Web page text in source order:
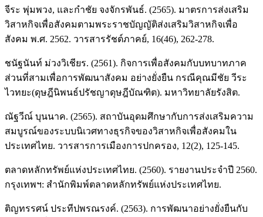
จีระ พุ่มพวง, และกำชัย จงจักรพันธ์. (2565). มาตรการส่งเสริม
วิสาหกิจเพื่อสังคมตามพระราชบัญญัติส่งเสริมวิสาหกิจเพื่อ
สังคม พ.ศ. 2562. วารสารรัชต์ภาคย์, 16(46), 262-278.
ชนัฐนันท์ ม่วงวิเชียร. (2561). กิจการเพื่อสังคมกับบทบาทภาค
ส่วนที่สามเพื่อการพัฒนาสังคม อย่างยั่งยืน กรณีคุณมีชัย วีระ
ไวทยะ(ดุษฎีนิพนธ์ปรัชญาดุษฎีบัณฑิต). มหาวิทยาลัยรังสิต.
ณัฐวีณ์ บุนนาค. (2565). สถาบันอุดมศึกษากับการส่งเสริมความ
สมบูรณ์ของระบบนิเวศทางธุรกิจของวิสาหกิจเพื่อสังคมใน
ประเทศไทย. วารสารการเมืองการปกครอง, 12(2), 125-145.
ตลาดหลักทรัพย์แห่งประเทศไทย. (2560). รายงานประจำปี 2560.
กรุงเทพฯ: สำนักพิมพ์ตลาดหลักทรัพย์แห่งประเทศไทย.
ติญทรรศน์ ประทีปพรณรงค์. (2563). การพัฒนาอย่างยั่งยืนกับ